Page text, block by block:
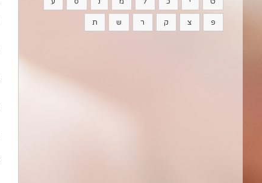
פ צ ק ר ש ת